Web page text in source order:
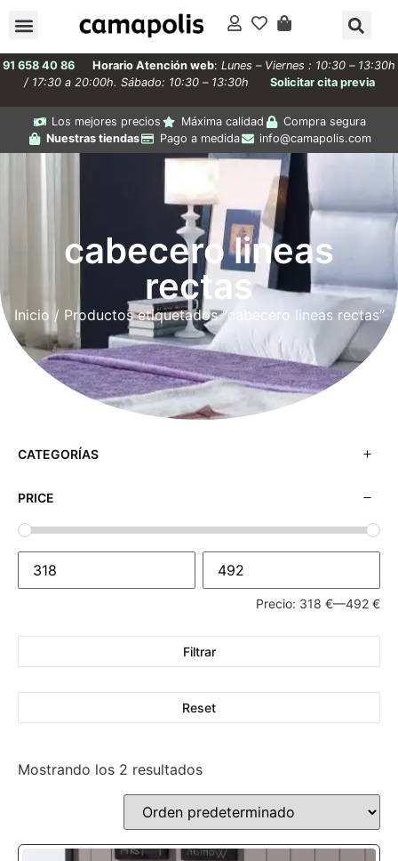
91 658 40 86 Horario Atención web: Lunes – Viernes : 10:30 – 13:30h
/ 17:30 a 20:00h. Sábado: 10:30 – 13:30h
Solicitar cita previa
Los mejores precios Máxima calidad
Compra segura
Nuestras tiendas
Pago a medida info@camapolis.com
cabecero lineas
rectas
Inicio / Productos etiquetados “cabecero lineas rectas”
CATEGORÍAS
PRICE
Precio: 318 €—492 €
Filtrar
Reset
Mostrando los 2 resultados